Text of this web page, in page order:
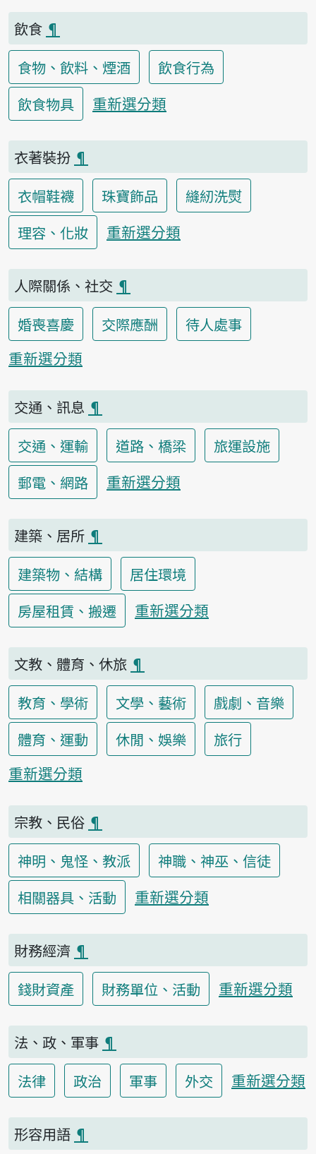
飲食 ¶
食物、飲料、煙酒
飲食行為
飲食物具
重新選分類
衣著裝扮 ¶
衣帽鞋襪
珠寶飾品
縫紉洗熨
理容、化妝
重新選分類
人際關係、社交 ¶
婚喪喜慶
交際應酬
待人處事
重新選分類
交通、訊息 ¶
交通、運輸
道路、橋梁
旅運設施
郵電、網路
重新選分類
建築、居所 ¶
建築物、結構
居住環境
房屋租賃、搬遷
重新選分類
文教、體育、休旅 ¶
教育、學術
文學、藝術
戲劇、音樂
體育、運動
休閒、娛樂
旅行
重新選分類
宗教、民俗 ¶
神明、鬼怪、教派
神職、神巫、信徒
相關器具、活動
重新選分類
財務經濟 ¶
錢財資產
財務單位、活動 重新選分類
法、政、軍事 ¶
法律
政治 軍事 外交 重新選分類
形容用語 ¶